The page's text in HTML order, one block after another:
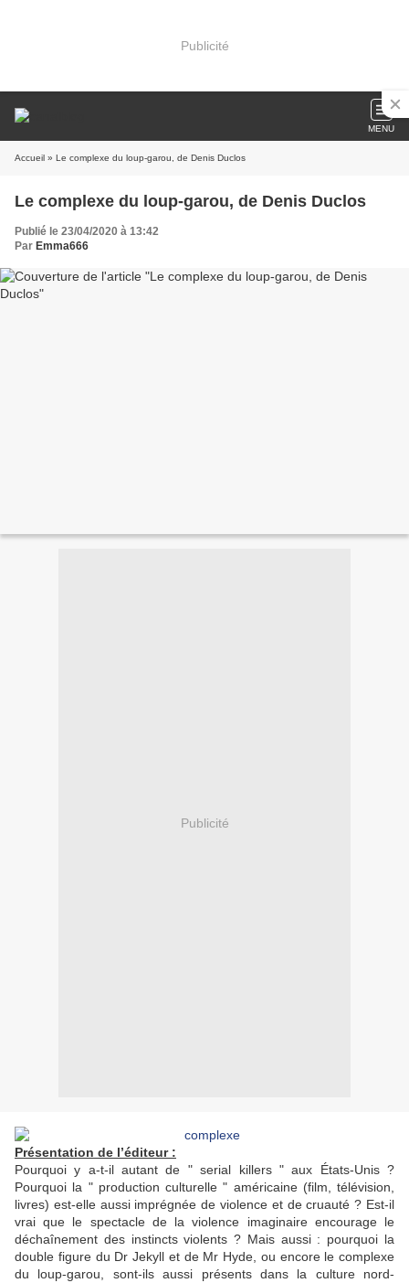
Publicité
MENU
Accueil » Le complexe du loup-garou, de Denis Duclos
Le complexe du loup-garou, de Denis Duclos
Publié le 23/04/2020 à 13:42
Par Emma666
Publicité
Présentation de l’éditeur :
Pourquoi y a-t-il autant de " serial killers " aux États-Unis ?
Pourquoi la " production culturelle " américaine (film, télévision,
livres) est-elle aussi imprégnée de violence et de cruauté ? Est-il
vrai que le spectacle de la violence imaginaire encourage le
déchaînement des instincts violents ? Mais aussi : pourquoi la
double figure du Dr Jekyll et de Mr Hyde, ou encore le complexe
du loup-garou, sont-ils aussi présents dans la culture nord-